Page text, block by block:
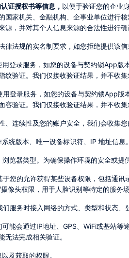
证授权书等信息， 以便于验证您的企业
国家机关、金融机构、企事业单位进行
，并对其个人信息来源的合法性进行确
律法规的实名制要求，如您拒绝提供该
纹验证。我们仅接收验证结果，并不收
容验证。我们仅接收验证结果，并不收
、连续性及您的账户安全，我们会收集您
作系统版本、唯一设备标识符、IP 地址信息。
、浏览器类型。为确保操作环境的安全
像头权限，用于人脸识别等特定的服务
我们服务时接入网络的方式、类型和状
无法完成相关验证。
以及获取的权限。